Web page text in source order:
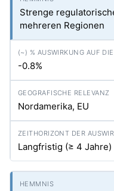
Strenge
mehreren Regionen
-0.8%
Nordamerika, EU
Langfristig (≥ 4 Jahre)